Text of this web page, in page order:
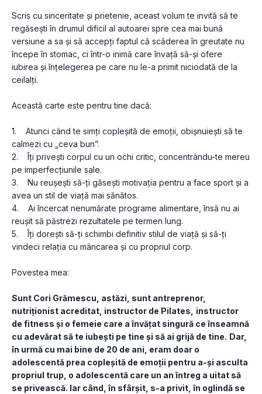
Scris cu sinceritate și prietenie, aceast volum te invită să te
regăsești în drumul dificil al autoarei spre cea mai bună
versiune a sa și să accepți faptul că scăderea în greutate nu
începe în stomac, ci într-o inimă care învață să-și ofere
iubirea și înțelegerea pe care nu le-a primit niciodată de la
ceilalți.
Această carte este pentru tine dacă:
1.    Atunci când te simți copleșită de emoții, obișnuiești să te
calmezi cu „ceva bun”.
2.    Îți privești corpul cu un ochi critic, concentrându-te mereu
pe imperfecțiunile sale.
3.    Nu reușești să-ți găsești motivația pentru a face sport și a
avea un stil de viață mai sănătos.
4.    Ai încercat nenumărate programe alimentare, însă nu ai
reușit să păstrezi rezultatele pe termen lung.
5.    Îți dorești să-ți schimbi definitiv stilul de viață și să-ți
vindeci relația cu mâncarea și cu propriul corp.
Povestea mea:
Sunt Cori Grămescu, astăzi, sunt antreprenor,
nutriționist acreditat, instructor de Pilates,
instructor
de fitness și o femeie care a învățat singură ce înseamnă
cu adevărat să te iubești pe tine și să ai grijă de tine. Dar,
în urmă cu mai bine de 20 de ani, eram doar o
adolescentă prea copleșită de emoții pentru a-și asculta
propriul trup, o adolescentă care un an întreg a uitat să
se privească. Iar când, în sfârșit, s-a privit, în oglindă se